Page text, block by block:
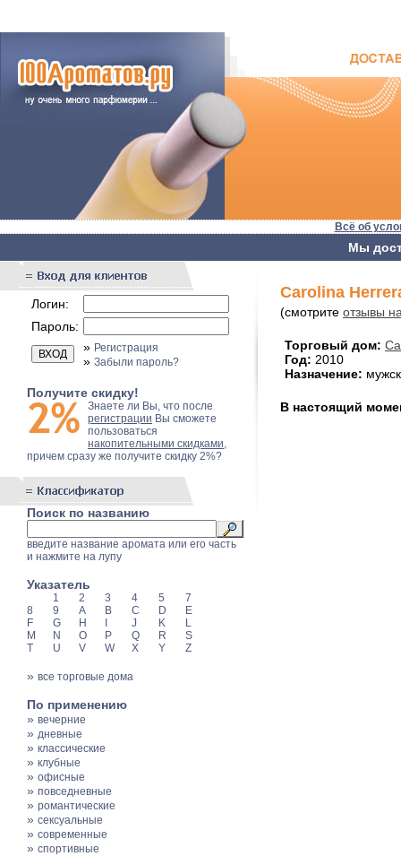
Всё об
Мы
Логин:
Пароль:
» Регистрация
» Забыли пароль?
Получите скидку!
Знаете ли Вы, что после
регистрации Вы сможете
пользоваться
накопительными скидками,
причем сразу же получите скидку 2%?
Поиск по названию
введите название аромата или его часть
и нажмите на лупу
Указатель
1 2 3 4 5
7
8
9 A B C D
E
F
G H J K
L
M
N O P Q R
S
T
U V W X Y Z
» все торговые дома
По применению
» вечерние
» дневные
» классические
» клубные
» офисные
» повседневные
» романтические
» сексуальные
» современные
» спортивные
Carolina
(смотрите отзывы
Торговый дом:
Год: 2010
Назначение:
В настоящий